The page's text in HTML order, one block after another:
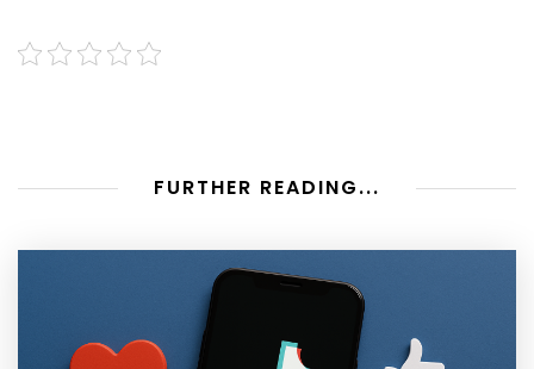
FURTHER READING...